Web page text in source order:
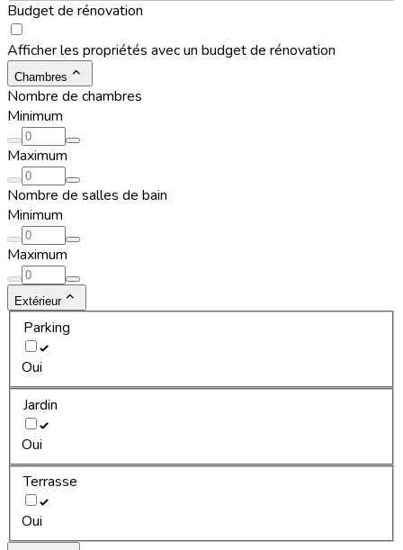
Budget de rénovation
Afficher les propriétés avec un budget de rénovation
Chambres
Nombre de chambres
Minimum
Maximum
Nombre de salles de bain
Minimum
Maximum
Extérieur
Parking
Oui
Jardin
Oui
Terrasse
Oui